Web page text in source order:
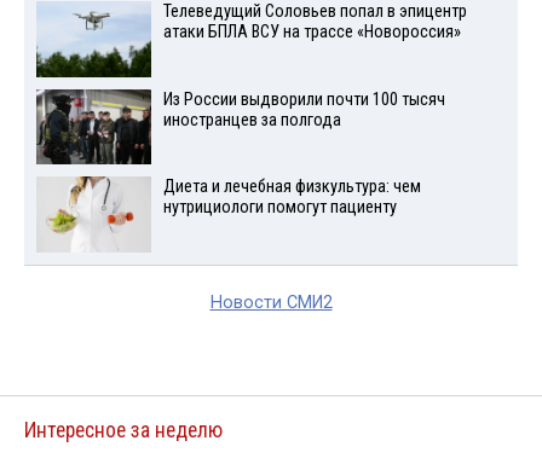
Телеведущий Соловьев попал в эпицентр
атаки БПЛА ВСУ на трассе «Новороссия»
Из России выдворили почти 100 тысяч
иностранцев за полгода
Диета и лечебная физкультура: чем
нутрициологи помогут пациенту
Новости СМИ2
Интересное за неделю